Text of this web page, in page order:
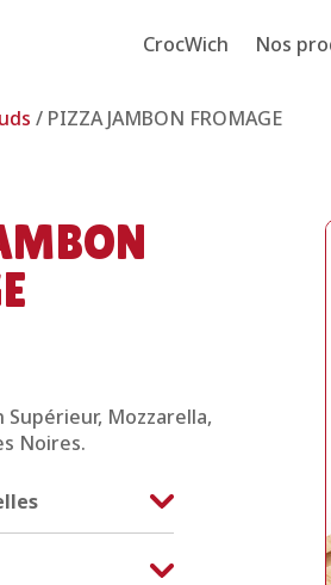
CrocWich Nos
/ PIZZA JAMBON FROMAGE
Supérieur, Mozzarella,
Noires.